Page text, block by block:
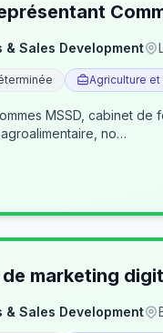
& Sales Development
Agriculture
MSSD, cabinet
no…
marketing
& Sales Development